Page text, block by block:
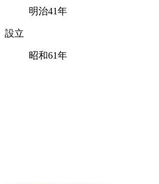
明治41年
設立
昭和61年